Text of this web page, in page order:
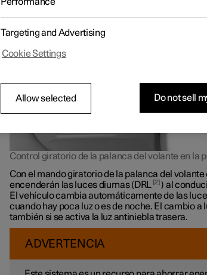
o
se encenderán las luces diurnas. En
automáticamente a luz de cruce en caso de
oscuridad.
Control giratorio de la palanca del volante en la
Con el mando giratorio de la palanca del volante
encenderán las luces diurnas (DRL 2 ) al
El vehículo cambia automáticamente de las
cuando hay poca luz o es de noche. El cambio a
también si se activa la luz antiniebla trasera.
ADVERTENCIA
Targeting and Advertising
Cookie Settings
Allow selected Do not sell